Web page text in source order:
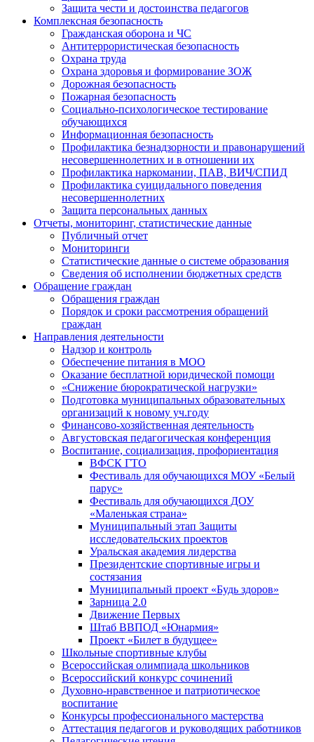
Защита чести и достоинства педагогов
Комплексная безопасность
Гражданская оборона и ЧС
Антитеррористическая безопасность
Охрана труда
Охрана здоровья и формирование ЗОЖ
Дорожная безопасность
Пожарная безопасность
Социально-психологическое тестирование
обучающихся
Информационная безопасность
Профилактика безнадзорности и правонарушений
несовершеннолетних и в отношении их
Профилактика наркомании, ПАВ, ВИЧ/СПИД
Профилактика суицидального поведения
несовершеннолетних
Защита персональных данных
Отчеты, мониторинг, статистические данные
Публичный отчет
Мониторинги
Статистические данные о системе образования
Сведения об исполнении бюджетных средств
Обращение граждан
Обращения граждан
Порядок и сроки рассмотрения обращений
граждан
Направления деятельности
Надзор и контроль
Обеспечение питания в МОО
Оказание бесплатной юридической помощи
«Снижение бюрократической нагрузки»
Подготовка муниципальных образовательных
организаций к новому уч.году
Финансово-хозяйственная деятельность
Августовская педагогическая конференция
Воспитание, социализация, профориентация
ВФСК ГТО
Фестиваль для обучающихся МОУ «Белый
парус»
Фестиваль для обучающихся ДОУ
«Маленькая страна»
Муниципальный этап Защиты
исследовательских проектов
Уральская академия лидерства
Президентские спортивные игры и
состязания
Муниципальный проект «Будь здоров»
Зарница 2.0
Движение Первых
Штаб ВВПОД «Юнармия»
Проект «Билет в будущее»
Школьные спортивные клубы
Всероссийская олимпиада школьников
Всероссийский конкурс сочинений
Духовно-нравственное и патриотическое
воспитание
Конкурсы профессионального мастерства
Аттестация педагогов и руководящих работников